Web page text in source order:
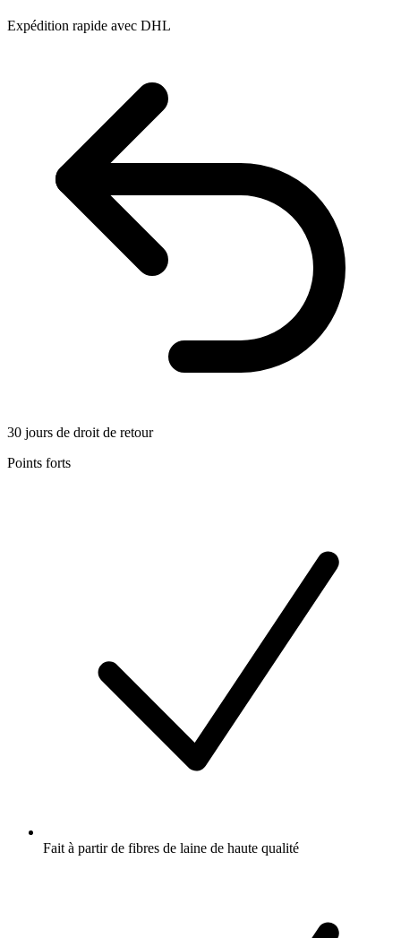
Expédition rapide avec DHL
30 jours de droit de retour
Points forts
Fait à partir de fibres de laine de haute qualité